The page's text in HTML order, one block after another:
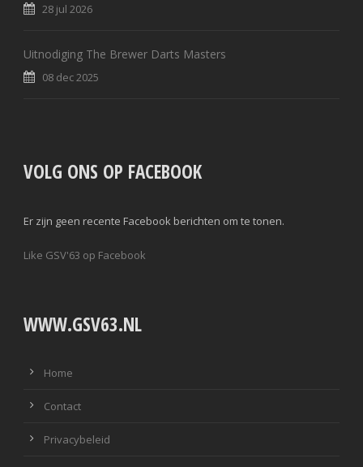
28 jul 2026
Uitnodiging The Brewer Darts Masters
08 dec 2025
VOLG ONS OP FACEBOOK
Er zijn geen recente Facebook berichten om te tonen.
Like GSV'63 op Facebook
WWW.GSV63.NL
Home
Contact
Privacybeleid